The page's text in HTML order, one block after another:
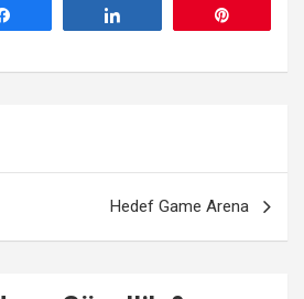
Hedef Game Arena